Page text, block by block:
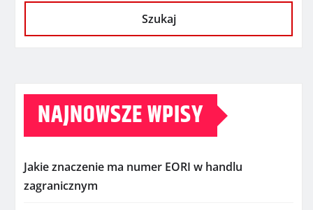
Szukaj
NAJNOWSZE WPISY
Jakie znaczenie ma numer EORI w handlu
zagranicznym